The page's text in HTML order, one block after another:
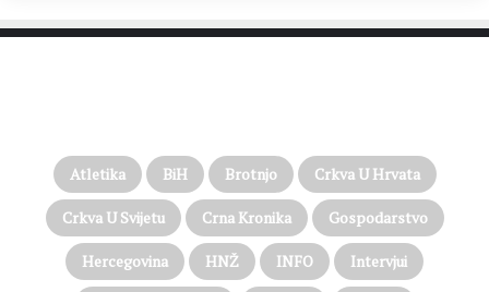
Atletika BiH Brotnjo Crkva U Hrvata
Crkva U Svijetu Crna Kronika Gospodarstvo
Hercegovina HNŽ INFO Intervjui